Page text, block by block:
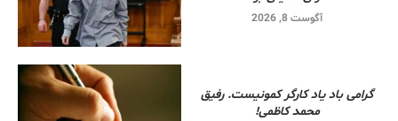
آگوست 8, 2026
گرامی باد یاد کارگر کمونیست. رفیق
محمد کاظمی!